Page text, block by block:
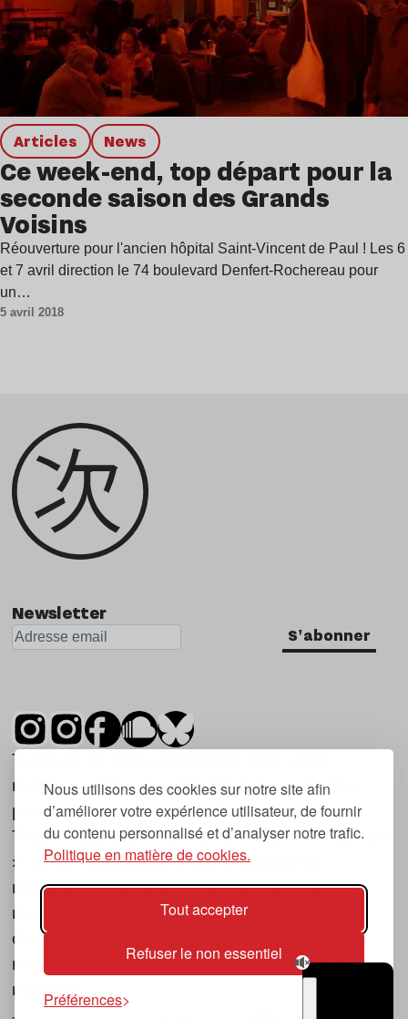
Nous utilisons des cookies sur notre site afin
d’améliorer votre expérience utilisateur, de fournir
du contenu personnalisé et d’analyser notre trafic.
Politique en matière de cookies.
Tout accepter
Refuser le non essentiel
Préférences
Articles news
Ce week-end, top départ pour la
seconde saison des Grands
Voisins
Réouverture pour l'ancien hôpital Saint-Vincent de Paul ! Les 6
et 7 avril direction le 74 boulevard Denfert-Rochereau pour
un…
5 avril 2018
Newsletter
S'abonner
Tsugi est un mensuel indépendant sur la
musique et les nouvelles tendances, dont la
première parution date de 2007.
Tsugi en japonais signifie « prochain », « suivant
», ce qui correspond à la thématique du
magazine, à l’affût des nouvelles tendances
musicales, qu’elles viennent de la musique
électronique, du rock ou du hip hop, et des
nouveaux phénomènes de société liés à la
musique.